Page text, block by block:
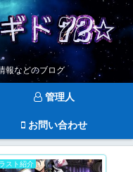
報などのブログ
管理人
お問い合わせ
スト紹介